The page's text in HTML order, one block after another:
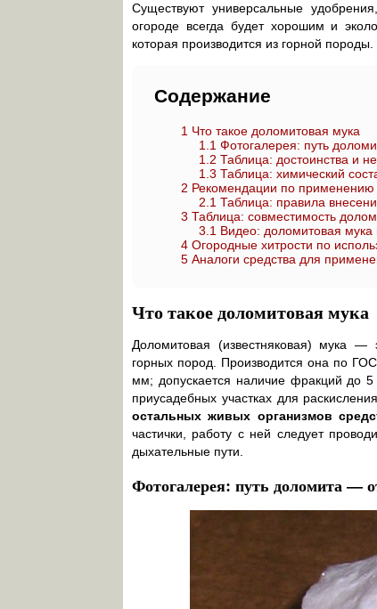
Существуют универсальные
огороде всегда будет хорошим и
которая производится из горной
Содержание
1 Что такое доломитовая мука
1.1 Фотогалерея: путь
1.2 Таблица: достоинства и
1.3 Таблица: химический
2 Рекомендации по применению
2.1 Таблица: правила
3 Таблица: совместимость
3.1 Видео: доломитовая мука
4 Огородные хитрости по
5 Аналоги средства для
Что такое доломитовая мука
Доломитовая (известняковая) мука —
горных пород. Производится она по
мм; допускается наличие фракций до
приусадебных участках для
остальных живых организмов
частички, работу с ней следует
дыхательные пути.
Фотогалерея: путь доломита —